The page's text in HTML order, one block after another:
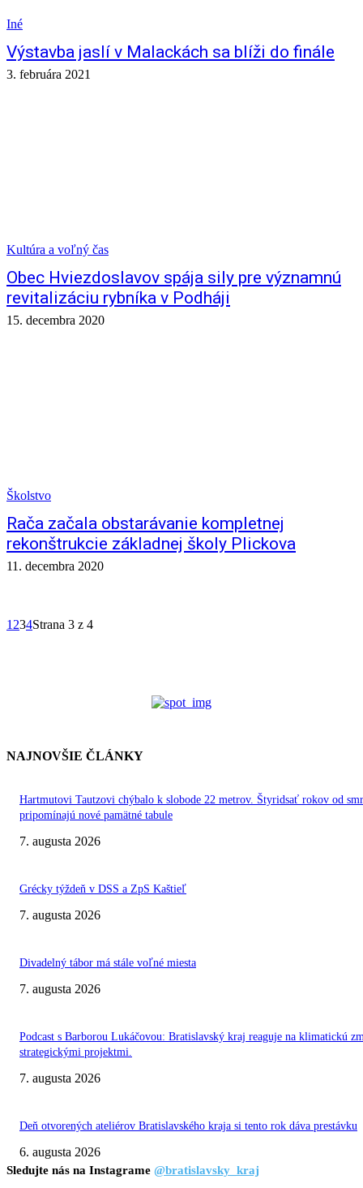
Iné
Výstavba jaslí v Malackách sa blíži do finále
3. februára 2021
Kultúra a voľný čas
Obec Hviezdoslavov spája sily pre významnú
revitalizáciu rybníka v Podháji
15. decembra 2020
Školstvo
Rača začala obstarávanie kompletnej
rekonštrukcie základnej školy Plickova
11. decembra 2020
1 234Strana 3 z 4
NAJNOVŠIE ČLÁNKY
Hartmutovi Tautzovi chýbalo k slobode 22 metrov. Štyridsať rokov od
pripomínajú nové pamätné tabule
7. augusta 2026
Grécky týždeň v DSS a ZpS Kaštieľ
7. augusta 2026
Divadelný tábor má stále voľné miesta
7. augusta 2026
Podcast s Barborou Lukáčovou: Bratislavský kraj reaguje na klimatickú
strategickými projektmi.
7. augusta 2026
Deň otvorených ateliérov Bratislavského kraja si tento rok dáva prestávku
6. augusta 2026
Sledujte nás na Instagrame @bratislavsky_kraj